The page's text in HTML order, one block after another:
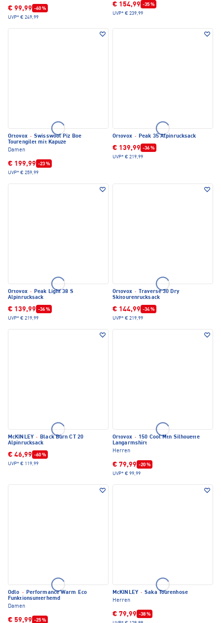
€ 99,99 -60 %
UVP* € 249,99
€ 154,99 -35 %
UVP* € 239,99
Ortovox · Swisswool Piz Boe
Tourengilet mit Kapuze
Damen
€ 199,99 -23 %
UVP* € 259,99
Ortovox · Peak 35 Alpinrucksack
€ 139,99 -36 %
UVP* € 219,99
Ortovox · Peak Light 38 S
Alpinrucksack
€ 139,99 -36 %
UVP* € 219,99
Ortovox ·
Traverse 30 Dry
Skitourenrucksack
€ 144,99 -34 %
UVP* € 219,99
McKINLEY · Black Burn CT 20
Alpinrucksack
€ 46,99 -60 %
UVP* € 119,99
Ortovox · 150 Cool Mtn Silhouette
Langarmshirt
Herren
€ 79,99 -20 %
UVP* € 99,99
Odlo · Performance Warm Eco
Funktionsunterhemd
Damen
€ 59,99 -25 %
McKINLEY · Saka Tourenhose
Herren
€ 79,99 -38 %